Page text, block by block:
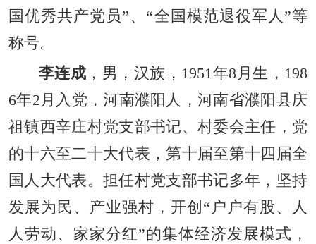
国优秀共产党员”、“全国模范退役军人”等
称号。
李连成 ，男，汉族，1951年8月生，198
6年2月入党，河南濮阳人，河南省濮阳县庆
祖镇西辛庄村党支部书记、村委会主任，党
的十六至二十大代表，第十届至第十四届全
国人大代表。担任村党支部书记多年，坚持
发展为民、产业强村，开创“户户有股、人
人劳动、家家分红”的集体经济发展模式，